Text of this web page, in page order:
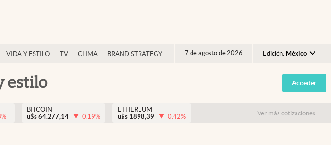
VIDA Y ESTILO TV CLIMA BRAND STRATEGY 7 de agosto de 2026 Edición: México
Argentina
España
USA
estilo Acceder
%
BITCOIN
u$s 64.277,14 -0.19%
ETHEREUM
u$s 1898,39 -0.42% Ver más cotizaciones